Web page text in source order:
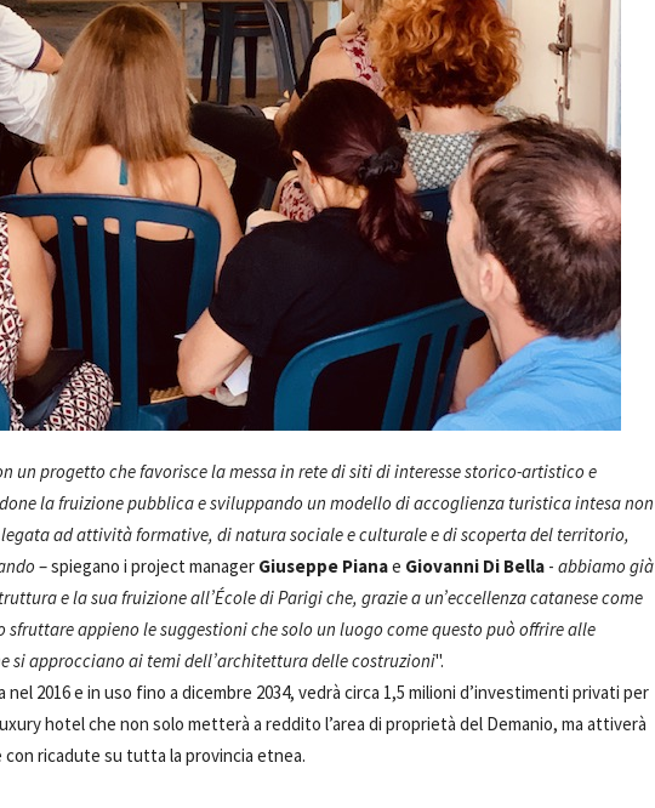
un progetto che favorisce la messa in rete di siti di interesse storico-artistico e
la fruizione pubblica e sviluppando un modello di accoglienza turistica intesa non
ad attività formative, di natura sociale e culturale e di scoperta del territorio,
– spiegano i project manager Giuseppe Pianae Giovanni Di Bella - abbiamo già
e la sua fruizione all’École di Parigi che, grazie a un’eccellenza catanese come
sfruttare appieno le suggestioni che solo un luogo come questo può offrire alle
si approcciano ai temi dell’architettura delle costruzioni".
2016 e in uso fino a dicembre 2034, vedrà circa 1,5 milioni d’investimenti privati per
hotel che non solo metterà a reddito l’area di proprietà del Demanio, ma attiverà
ricadute su tutta la provincia etnea.